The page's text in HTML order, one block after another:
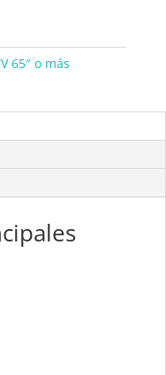
65″ o más